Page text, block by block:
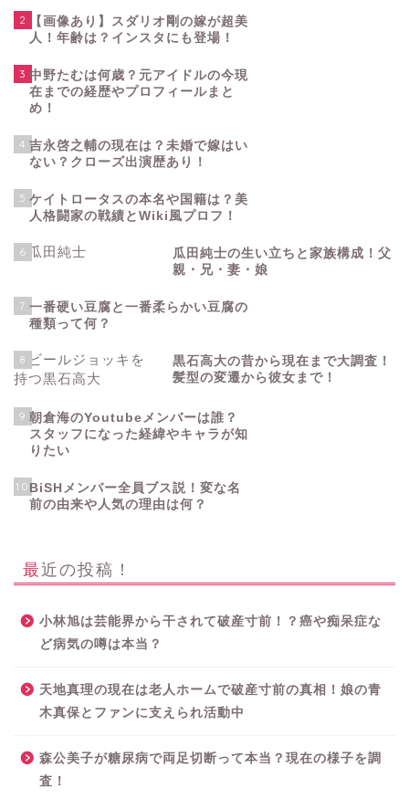
2
【画像あり】スダリオ剛の嫁が超美
人！年齢は？インスタにも登場！
3 中野たむは何歳？元アイドルの今現
在までの経歴やプロフィールまと
め！
4 吉永啓之輔の現在は？未婚で嫁はい
ない？クローズ出演歴あり！
5 ケイトロータスの本名や国籍は？美
人格闘家の戦績とWiki風プロフ！
6
瓜田純士の生い立ちと家族構成！父
親・兄・妻・娘
7 一番硬い豆腐と一番柔らかい豆腐の
種類って何？
8
黒石高大の昔から現在まで大調査！
髪型の変遷から彼女まで！
9 朝倉海のYoutubeメンバーは誰？
スタッフになった経緯やキャラが知
りたい
10 BiSHメンバー全員ブス説！変な名
前の由来や人気の理由は何？
最近の投稿！
小林旭は芸能界から干されて破産寸前！？癌や痴呆症な
ど病気の噂は本当？
天地真理の現在は老人ホームで破産寸前の真相！娘の青
木真保とファンに支えられ活動中
森公美子が糖尿病で両足切断って本当？現在の様子を調
査！